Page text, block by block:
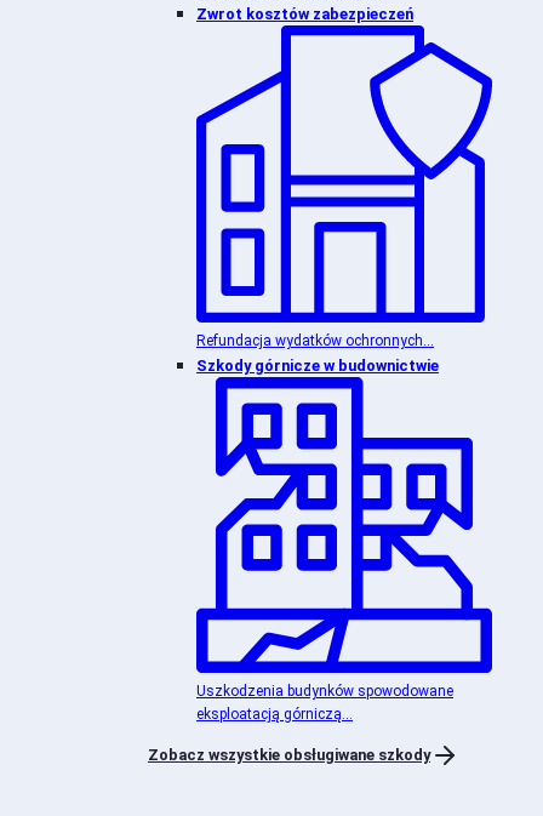
Zwrot kosztów zabezpieczeń
Refundacja wydatków ochronnych...
Szkody górnicze w budownictwie
Uszkodzenia budynków spowodowane
eksploatacją górniczą...
Zobacz wszystkie obsługiwane szkody